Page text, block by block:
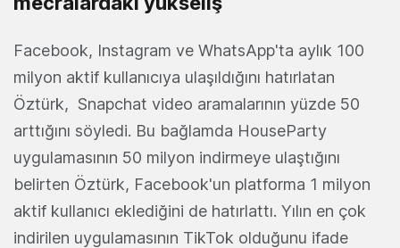
Facebook, Instagram ve WhatsApp'ta aylık 100
milyon aktif kullanıcıya ulaşıldığını hatırlatan
Öztürk, Snapchat video aramalarının yüzde 50
arttığını söyledi. Bu bağlamda HouseParty
uygulamasının 50 milyon indirmeye ulaştığını
belirten Öztürk, Facebook'un platforma 1 milyon
aktif kullanıcı eklediğini de hatırlattı. Yılın en çok
indirilen uygulamasının TikTok olduğunu ifade